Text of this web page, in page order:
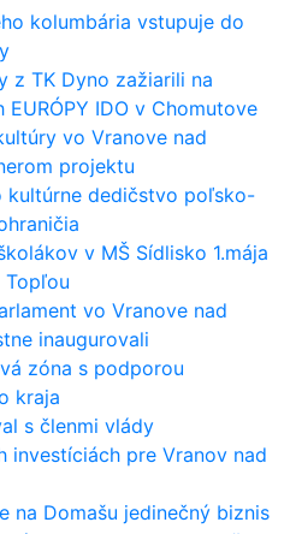
kolumbária vstupuje do
z TK Dyno zažiarili na
IDO v Chomutove
vo Vranove nad
projektu
kultúrne dedičstvo poľsko-
v MŠ Sídlisko 1.mája
Topľou
vo Vranove nad
inaugurovali
zóna s podporou
kraja
s členmi vlády
investíciách pre Vranov nad
na Domašu jedinečný biznis